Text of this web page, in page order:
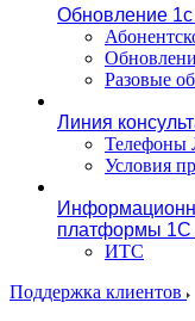
Обновление 1с
Разовые
Линия
Телефоны
Условия
платформы 1С
ИТС
Поддержка клиентов